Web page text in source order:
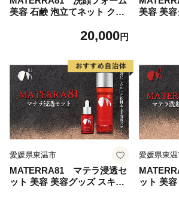
美容 石鹸 泡立てネット クレ
20,000円
美容 美
愛媛県東温市
MATERRA81 マテラ浸透セ
ット 美容 美容グッズ スキン
愛媛県東
ット 美